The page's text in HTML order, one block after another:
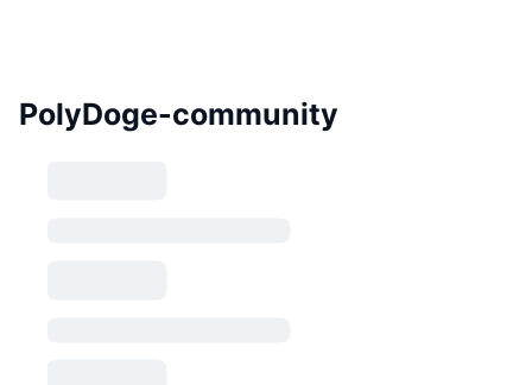
PolyDoge-community